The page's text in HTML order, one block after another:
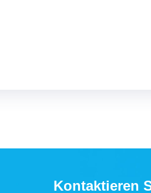
Kontaktieren